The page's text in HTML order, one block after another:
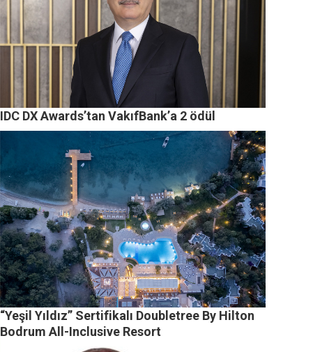
IDC DX Awards’tan VakıfBank’a 2 ödül
“Yeşil Yıldız” Sertifikalı Doubletree By Hilton
Bodrum All-Inclusive Resort